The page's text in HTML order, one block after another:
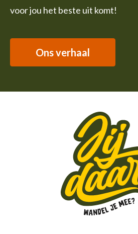
voor jou het beste uit komt!
Ons verhaal